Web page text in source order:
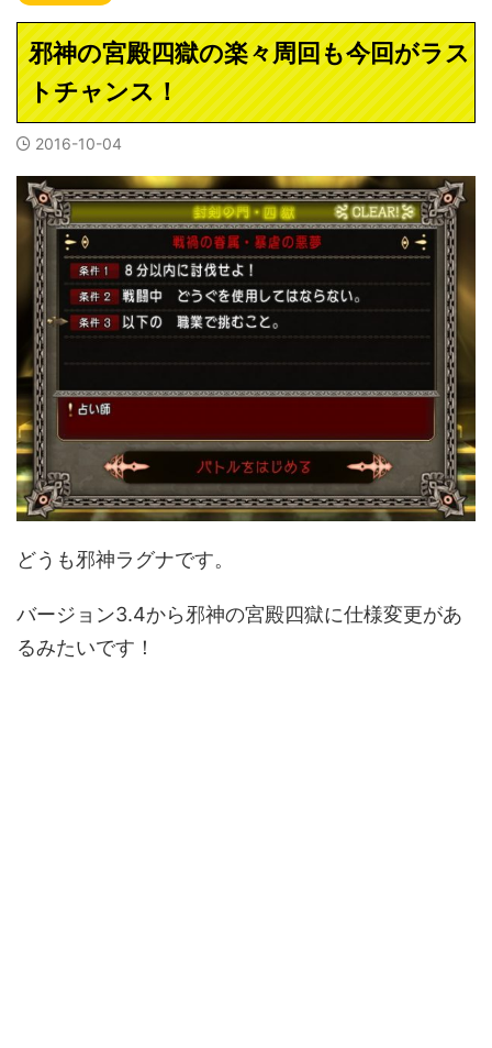
邪神の宮殿四獄の楽々周回も今回がラス
トチャンス！
2016-10-04
どうも邪神ラグナです。
バージョン3.4から邪神の宮殿四獄に仕様変更があ
るみたいです！